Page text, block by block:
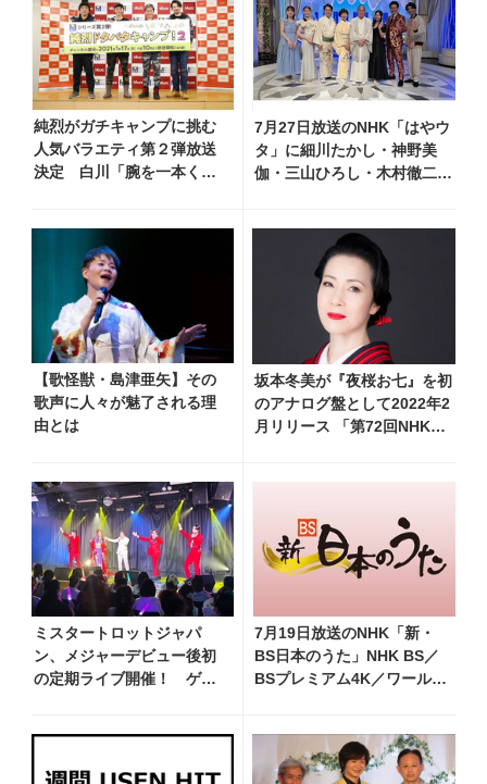
ポート！
純烈がガチキャンプに挑む
人気バラエティ第２弾放送
決定 白川「腕を一本くら
7月27日放送のNHK「はやウ
タ」に細川たかし・神野美
伽・三山ひろし・木村徹二・
【歌怪獣・島津亜矢】その
歌声に人々が魅了される理
由とは
坂本冬美が『夜桜お七』を初
のアナログ盤として2022年2
月リリース 「第72回NHK紅
ミスタートロットジャパ
ン、メジャーデビュー後初
の定期ライブ開催！ ゲス
7月19日放送のNHK「新・
BS日本のうた」NHK BS／
BSプレミアム4K／ワール
し、福田こうへい 他登場、
曲目や見どころをお届け